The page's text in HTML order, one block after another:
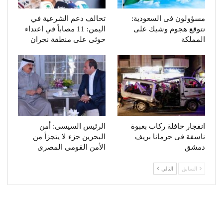
مسؤولون فى السعودية:
نتوقع هجوم وشيك على
المملكة
تحالف دعم الشرعية في
اليمن: 11 مصاباً في اعتداء
حوثى على منطقة نجران
انفجار حافلة ركاب بعبوة
ناسفة فى جرمانا بريف
دمشق
الرئيس السيسى: أمن
البحرين جزء لا يتجزأ من
الأمن القومى المصرى
السابق التالي